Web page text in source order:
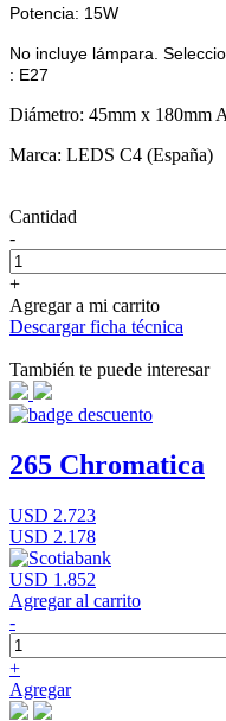
Potencia: 15W
No incluye lámpara.
: E27
Diámetro: 45mm x 180mm
Marca: LEDS C4 (España)
Cantidad
-
+
Agregar a mi carrito
Descargar ficha técnica
También te puede interesar
265 Chromatica
USD 2.723
USD 2.178
USD 1.852
Agregar al carrito
-
+
Agregar